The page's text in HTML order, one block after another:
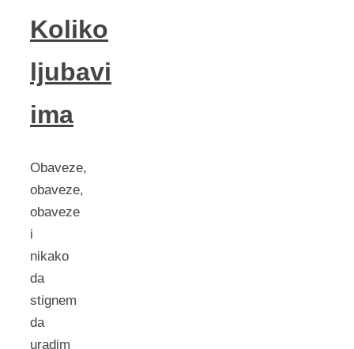
Koliko
ljubavi
ima
Obaveze,
obaveze,
obaveze
i
nikako
da
stignem
da
uradim